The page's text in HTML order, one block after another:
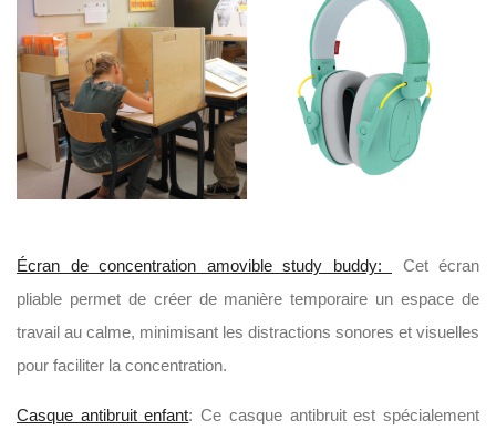
Écran de concentration amovible study buddy:
Cet écran
pliable permet de créer de manière temporaire un espace de
travail au calme, minimisant les distractions sonores et visuelles
pour faciliter la concentration.
Casque antibruit enfant: Ce casque antibruit est spécialement